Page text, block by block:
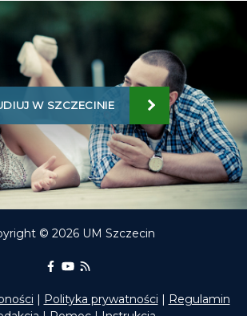
W SZCZECINIE
© 2026 UM Szczecin
Portal Edukacyjny na Facebooku
kanał Youtube Portalu
| Polityka prywatności | Regulamin